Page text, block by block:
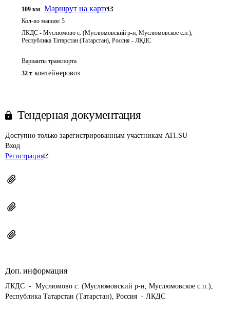
109 км Маршрут на карте
Кол-во машин: 5
ЛКДС - Муслюмово с. (Муслюмовский р-н, Муслюмовское с.п.),
Республика Татарстан (Татарстан), Россия - ЛКДС
Варианты транспорта
32 т контейнеровоз
Тендерная документация
Доступно только зарегистрированным участникам ATI.SU
Вход
Регистрация
Доп. информация
ЛКДС  -  Муслюмово с. (Муслюмовский р-н, Муслюмовское с.п.),
Республика Татарстан (Татарстан), Россия  - ЛКДС